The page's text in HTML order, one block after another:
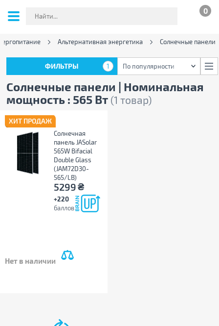
0
Альтернативная энергетика Солнечные панели
Солнечные панели | Номинальная
мощность : 565 Вт (1 товар)
ФИЛЬТРЫ 1 По популярности
ХИТ ПРОДАЖ
Солнечная
панель JASolar
565W Bifacial
Double Glass
(JAM72D30-
565/LB)
5299₴
+220
баллов
Нет в наличии
ФИЛЬТРЫ 1 По популярности